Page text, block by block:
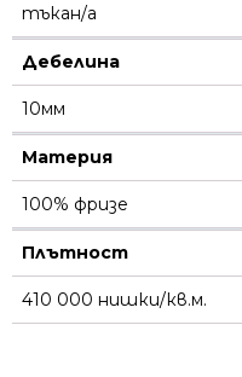
тъкан/а
Дебелина
10мм
Материя
100% фризе
Плътност
410 000 нишки/кв.м.